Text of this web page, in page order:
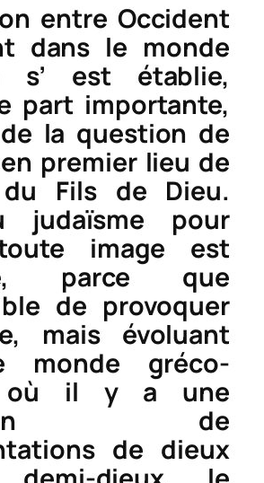
entre Occident
dans le monde
s’ est établie,
part importante,
la question de
en premier lieu de
du Fils de Dieu.
judaïsme pour
image est
parce que
de provoquer
mais évoluant
monde gréco-
où il y a une
de
de dieux